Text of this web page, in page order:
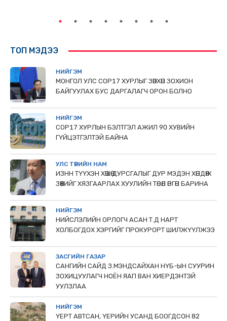
ТОП МЭДЭЭ
НИЙГЭМ
МОНГОЛ УЛС СОР17 ХУРЛЫГ ЗӨВХӨН ЗОХИОН
БАЙГУУЛАХ БУС ДАРГАЛАГЧ ОРОН БОЛНО
НИЙГЭМ
COP17 ХУРЛЫН БЭЛТГЭЛ АЖИЛ 90 ХУВИЙН
ГҮЙЦЭТГЭЛТЭЙ БАЙНА
УЛС ТӨРИЙН НАМ
ИЗНН ТҮҮХЭН ХӨШӨӨ ДУРСГАЛЫГ ДУР МЭДЭН ХӨНДӨЖ
ЗӨӨХИЙГ ХЯЗГААРЛАХ ХУУЛИЙН ТӨСӨЛ ӨРГӨН БАРИНА
НИЙГЭМ
НИЙСЛЭЛИЙН ОРЛОГЧ АСАН Т.Д НАРТ
ХОЛБОГДОХ ХЭРГИЙГ ПРОКУРОРТ ШИЛЖҮҮЛЖЭЭ
ЗАСГИЙН ГАЗАР
САНГИЙН САЙД З.МЭНДСАЙХАН НҮБ-ЫН СУУРИН
ЗОХИЦУУЛАГЧ НОЁН ЯАП ВАН ХИЕРДЭНТЭЙ
УУЛЗЛАА
НИЙГЭМ
ҮЕРТ АВТСАН, ҮЕРИЙН УСАНД БООГДСОН 82